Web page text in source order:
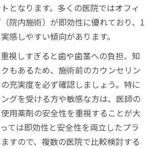
となります。多くの医院ではオフィ
院内施術）が即効性に優れており、1
感しやすい傾向があります。
視しすぎると歯や歯茎への負担、知
もあるため、施術前のカウンセリン
充実度を必ず確認しましょう。特に
グを受ける方や敏感な方は、医師の
用薬剤の安全性を重視することが大
ては即効性と安全性を両立したプラ
すので、複数の医院で比較検討する